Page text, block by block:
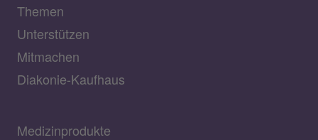
Themen
Unterstützen
Mitmachen
Diakonie-Kaufhaus
Medizinprodukte